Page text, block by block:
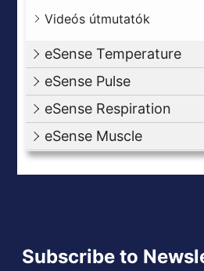
Videós útmutatók
eSense Temperature
eSense Pulse
eSense Respiration
eSense Muscle